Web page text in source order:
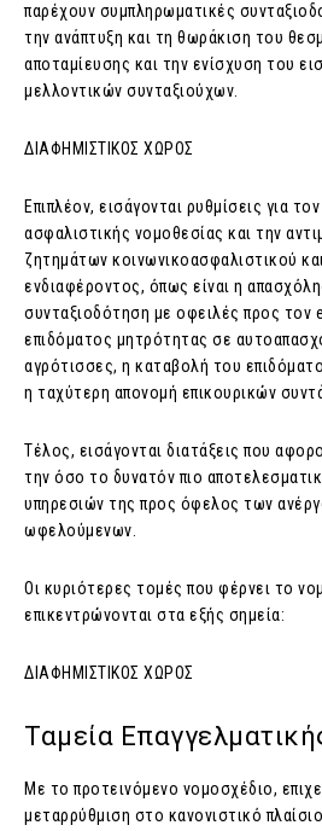
παρέχουν συμπληρωματικές
την ανάπτυξη και τη θωράκιση του
αποταμίευσης και την ενίσχυση του
μελλοντικών συνταξιούχων.
ΔΙΑΦΗΜΙΣΤΙΚΟΣ ΧΩΡΟΣ
Επιπλέον, εισάγονται ρυθμίσεις για
ασφαλιστικής νομοθεσίας και την
ζητημάτων κοινωνικοασφαλιστικού
ενδιαφέροντος, όπως είναι η
συνταξιοδότηση με οφειλές προς τον
επιδόματος μητρότητας σε
αγρότισσες, η καταβολή του
η ταχύτερη απονομή επικουρικών
Τέλος, εισάγονται διατάξεις που
την όσο το δυνατόν πιο
υπηρεσιών της προς όφελος των
ωφελούμενων.
Οι κυριότερες τομές που φέρνει το
επικεντρώνονται στα εξής σημεία:
ΔΙΑΦΗΜΙΣΤΙΚΟΣ ΧΩΡΟΣ
Ταμεία
Με το προτεινόμενο νομοσχέδιο,
μεταρρύθμιση στο κανονιστικό